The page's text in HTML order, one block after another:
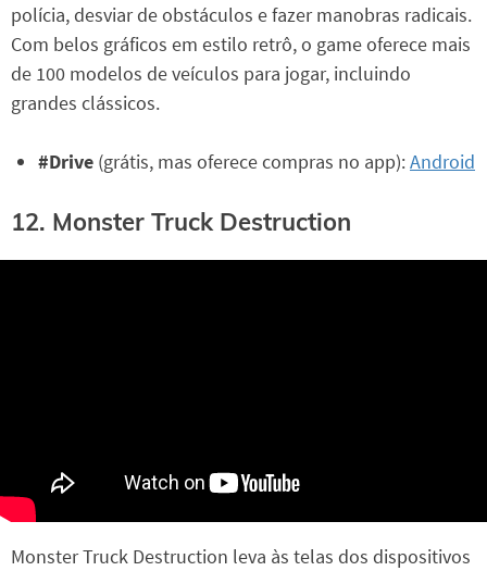
polícia, desviar de obstáculos e fazer manobras radicais.
Com belos gráficos em estilo retrô, o game oferece mais
de 100 modelos de veículos para jogar, incluindo
grandes clássicos.
#Drive (grátis, mas oferece compras no app):Android
12. Monster Truck Destruction
Monster Truck Destruction leva às telas dos dispositivos